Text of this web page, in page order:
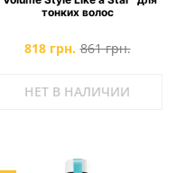
тонких волос
818 грн. 861 грн.
НЕТ В НАЛИЧИИ